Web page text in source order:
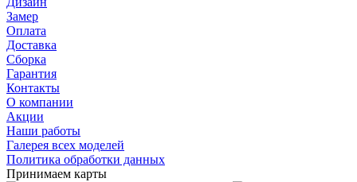
Замер
Оплата
Доставка
Сборка
Гарантия
Контакты
О компании
Акции
Наши работы
Галерея всех моделей
Политика обработки данных
Принимаем карты